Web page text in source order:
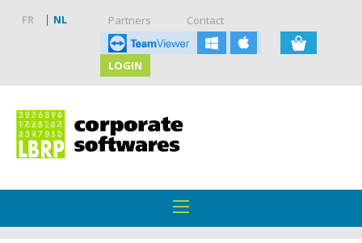
FR NL Partners Contact
LOGIN